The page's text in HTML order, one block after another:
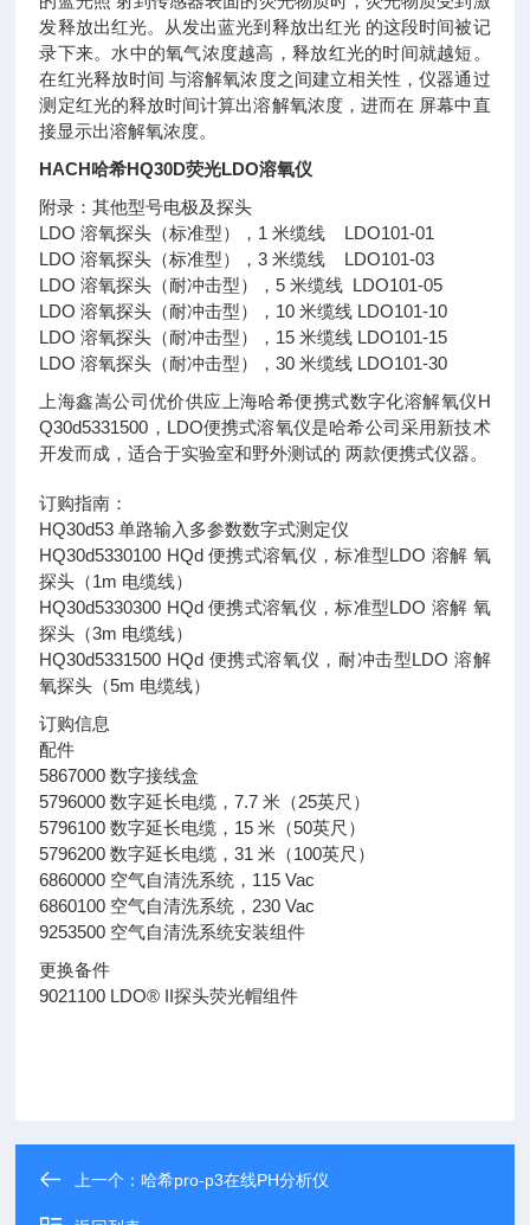
发释放出红光。从发出蓝光到释放出红光 的这段时间被记
录下来。水中的氧气浓度越高，释放红光的时间就越短。
在红光释放时间 与溶解氧浓度之间建立相关性，仪器通过
测定红光的释放时间计算出溶解氧浓度，进而在 屏幕中直
接显示出溶解氧浓度。
HACH哈希HQ30D荧光LDO溶氧仪
附录：其他型号电极及探头
LDO 溶氧探头（标准型），1 米缆线 LDO101-01
LDO 溶氧探头（标准型），3 米缆线 LDO101-03
LDO 溶氧探头（耐冲击型），5 米缆线 LDO101-05
LDO 溶氧探头（耐冲击型），10 米缆线 LDO101-10
LDO 溶氧探头（耐冲击型），15 米缆线 LDO101-15
LDO 溶氧探头（耐冲击型），30 米缆线 LDO101-30
上海鑫嵩公司优价供应上海哈希便携式数字化溶解氧仪H
Q30d5331500，LDO便携式溶氧仪是哈希公司采用新技术
开发而成，适合于实验室和野外测试的 两款便携式仪器。
订购指南：
HQ30d53 单路输入多参数数字式测定仪
HQ30d5330100 HQd 便携式溶氧仪，标准型LDO 溶解 氧
探头（1m 电缆线）
HQ30d5330300 HQd 便携式溶氧仪，标准型LDO 溶解 氧
探头（3m 电缆线）
HQ30d5331500 HQd 便携式溶氧仪，耐冲击型LDO 溶解
氧探头（5m 电缆线）
订购信息
配件
5867000数字接线盒
5796000数字延长电缆，7.7米（25英尺）
5796100数字延长电缆， 15米（50英尺）
5796200数字延长电缆，31米（100英尺）
6860000 空气自清洗系统， 115 Vac
6860100 空气自清洗系统， 230 Vac
9253500 空气自清洗系统安装组件
更换备件
9021100 LDO® II探头荧光帽组件
上一个：哈希pro-p3在线PH分析仪